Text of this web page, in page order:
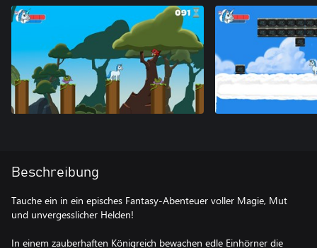
Beschreibung
Tauche ein in ein episches Fantasy-Abenteuer voller Magie, Mut
und unvergesslicher Helden!
In einem zauberhaften Königreich bewachen edle Einhörner die